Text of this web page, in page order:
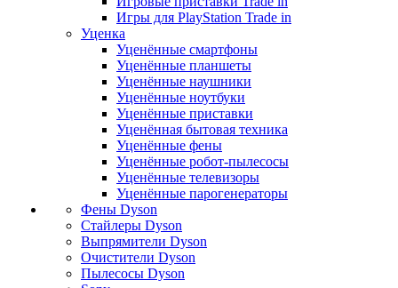
Игры для PlayStation Trade in
Уценка
Уценённые смартфоны
Уценённые планшеты
Уценённые наушники
Уценённые ноутбуки
Уценённые приставки
Уценённая бытовая техника
Уценённые фены
Уценённые робот-пылесосы
Уценённые телевизоры
Уценённые парогенераторы
Фены Dyson
Стайлеры Dyson
Выпрямители Dyson
Очистители Dyson
Пылесосы Dyson